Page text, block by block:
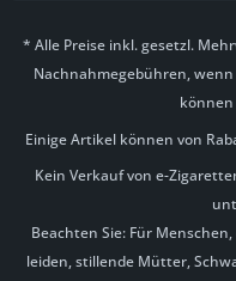
* Alle Preise inkl. gesetzl.
Nachnahmegebühren,
Einige Artikel können von
Kein Verkauf von e-
Beachten Sie: Für
leiden, stillende Mütter,